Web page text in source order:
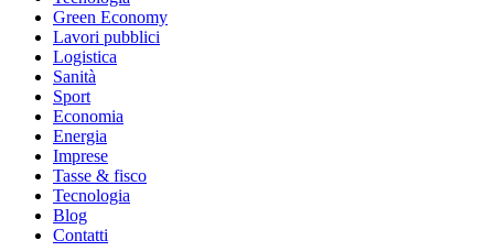
Green Economy
Lavori pubblici
Logistica
Sanità
Sport
Economia
Energia
Imprese
Tasse & fisco
Tecnologia
Blog
Contatti